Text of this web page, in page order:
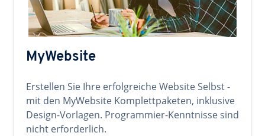
MyWebsite
Erstellen Sie Ihre erfolgreiche Website Selbst -
mit den MyWebsite Komplettpaketen, inklusive
Design-Vorlagen. Programmier-Kenntnisse sind
nicht erforderlich.